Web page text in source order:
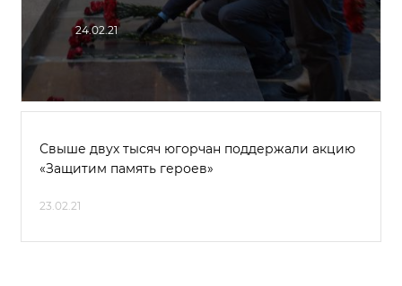
24.02.21
Свыше двух тысяч югорчан поддержали акцию
«Защитим память героев»
23.02.21